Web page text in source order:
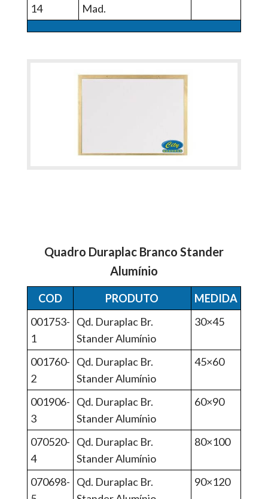
14
Mad.
Quadro Duraplac Branco Stander
Alumínio
COD PRODUTO
MEDIDA
001753-
1
Qd. Duraplac Br.
Stander Alumínio
30×45
001760-
2
Qd. Duraplac Br.
Stander Alumínio
45×60
001906-
3
Qd. Duraplac Br.
Stander Alumínio
60×90
070520-
4
Qd. Duraplac Br.
Stander Alumínio
80×100
070698- Qd. Duraplac Br.
90×120